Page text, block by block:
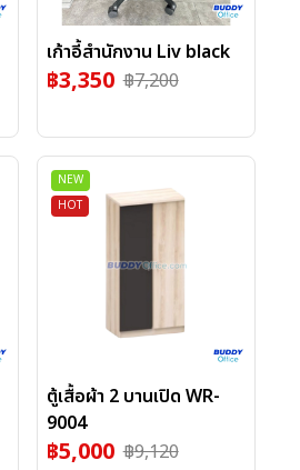
เก้าอี้สำนักงาน Liv black
฿3,350 ฿7,200
NEW
HOT
ตู้เสื้อผ้า 2 บานเปิด WR-
9004
฿5,000 ฿9,120